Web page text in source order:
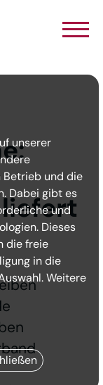
unserer
Betrieb und die
Dabei gibt es
und
Dieses
die freie
in die
Weitere